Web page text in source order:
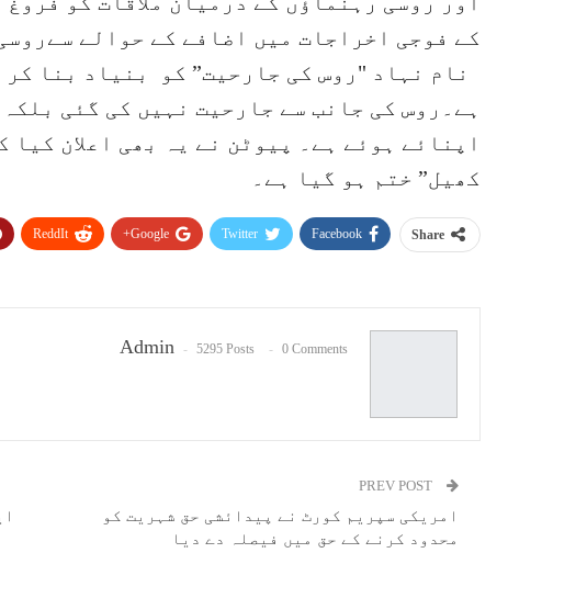
کے فوجی اخراجات میں اضافے کے حوالے
نام نہاد "روس کی جارحیت” کو بنیاد بنا
ہے۔روس کی جانب سے جارحیت نہیں کی گئی
اپنائے ہوئے ہے۔ پیوٹن نے یہ بھی اعلان
کھیل” ختم ہو گیا ہے۔
Share
Facebook
Twitter
Google+
ReddIt
Admin 5295 Posts 0 Comments
امریکی سپریم کورٹ نے پیدائشی حق شہریت کو
محدود کرنے کے حق میں فیصلہ دے دیا